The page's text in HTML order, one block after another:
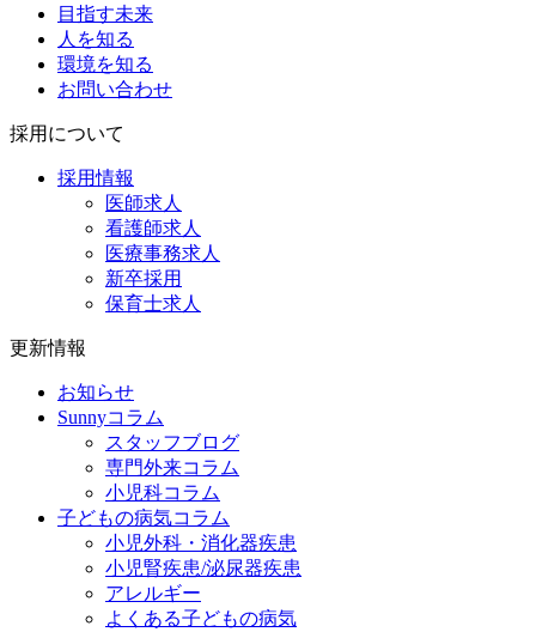
目指す未来
人を知る
環境を知る
お問い合わせ
採用について
採用情報
医師求人
看護師求人
医療事務求人
新卒採用
保育士求人
更新情報
お知らせ
Sunnyコラム
スタッフブログ
専門外来コラム
小児科コラム
子どもの病気コラム
小児外科・消化器疾患
小児腎疾患/泌尿器疾患
アレルギー
よくある子どもの病気